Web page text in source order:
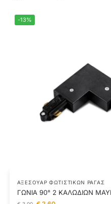
-13%
ΑΞΕΣΟΥΆΡ ΦΩΤΙΣΤΙΚΏΝ ΡΆΓΑΣ
ΓΩΝΙΑ 90° 2 ΚΑΛΩΔΙΩΝ